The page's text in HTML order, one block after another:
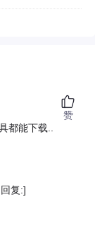
都能下载..
复:]
赞